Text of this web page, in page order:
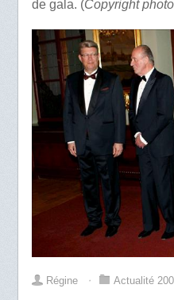
de gala. (Copyright
Régine ⋅ Actualité